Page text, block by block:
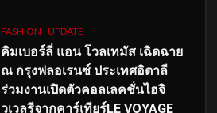
FASHION UPDATE
คิมเบอร์ลี่ แอน โวลเทมัส เฉิดฉาย
ณ กรุงฟลอเรนซ์ ประเทศอิตาลี
ร่วมงานเปิดตัวคอลเลคชั่นไฮจิ
วเวลรีจากคาร์เทียร์LE VOYAGE